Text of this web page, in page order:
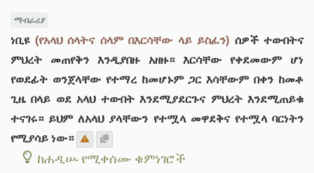
ማብራሪያ
ነቢዩ (የአላህ ሰላትና ሰላም በእርሳቸው ላይ ይስፈን) ሰዎች ተውበትና
ምህረት መጠየቅን እንዲያበዙ አዘዙ። እርሳቸው የቀደመውም ሆነ
የወደፊት ወንጀላቸው የተማረ ከመሆኑም ጋር እሳቸውም በቀን ከመቶ
ጊዜ በላይ ወደ አላህ ተውበት እንደሚያደርጉና ምህረት እንደሚጠይቁ
ተናገሩ። ይህም ለአላህ ያላቸውን የተሟላ መዋደቅና የተሟላ ባርነትን
የሚያሳይ ነው።
ከሐዲሡ የሚቀሰሙ ቁምነገሮች